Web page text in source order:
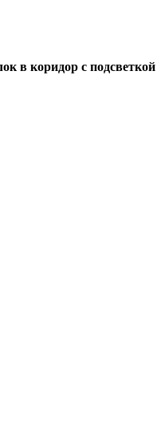
в коридор с подсветкой